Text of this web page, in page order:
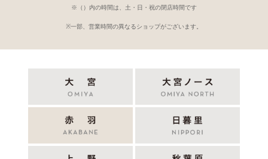
※（）内の時間は、土・日・祝の閉店時間です
※一部、営業時間の異なるショップがございます。